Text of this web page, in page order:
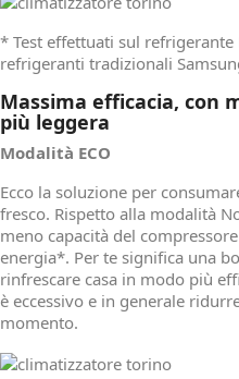
* Test effettuati sul
refrigeranti tradizionali
Massima efficacia, con
più leggera
Modalità ECO
Ecco la soluzione per
fresco. Rispetto alla modalità
meno capacità del
energia*. Per te significa una
rinfrescare casa in modo più
è eccessivo e in generale
momento.